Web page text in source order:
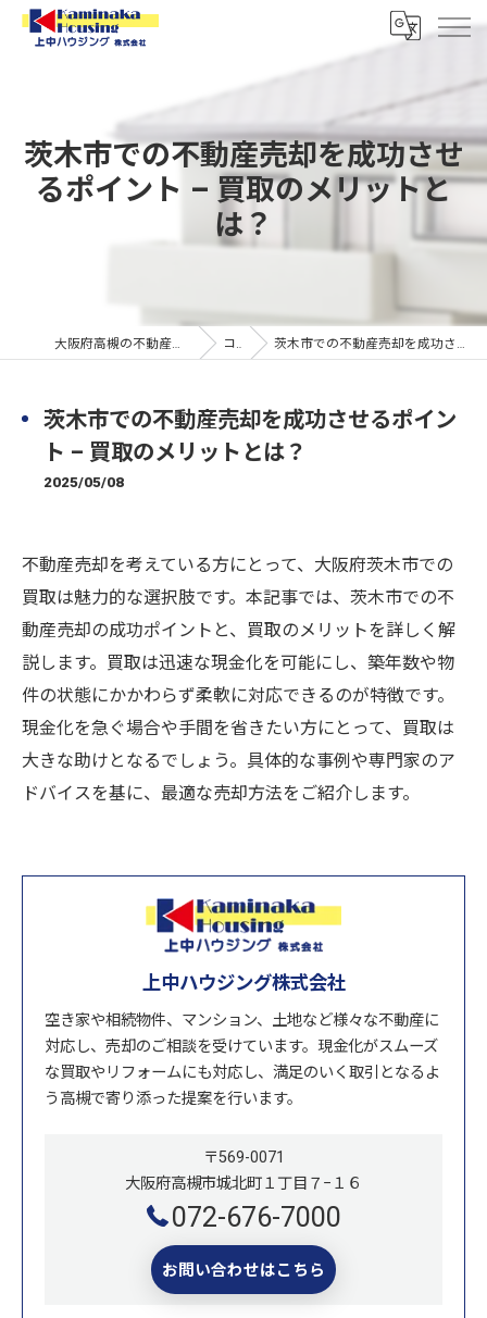
茨木市での不動産売却を成功させ
るポイント – 買取のメリットと
は？
大阪府高槻の不動産なら上中ハウジング株式会社 コラム 茨木市での不動産売却を成功させるポイント – 買取のメリットとは？
茨木市での不動産売却を成功させるポイン
ト – 買取のメリットとは？
2025/05/08
不動産売却を考えている方にとって、大阪府茨木市での
買取は魅力的な選択肢です。本記事では、茨木市での不
動産売却の成功ポイントと、買取のメリットを詳しく解
説します。買取は迅速な現金化を可能にし、築年数や物
件の状態にかかわらず柔軟に対応できるのが特徴です。
現金化を急ぐ場合や手間を省きたい方にとって、買取は
大きな助けとなるでしょう。具体的な事例や専門家のア
ドバイスを基に、最適な売却方法をご紹介します。
上中ハウジング株式会社
空き家や相続物件、マンション、土地など様々な不動産に
対応し、売却のご相談を受けています。現金化がスムーズ
な買取やリフォームにも対応し、満足のいく取引となるよ
う高槻で寄り添った提案を行います。
〒569-0071
大阪府高槻市城北町１丁目７−１６
072-676-7000
お問い合わせはこちら